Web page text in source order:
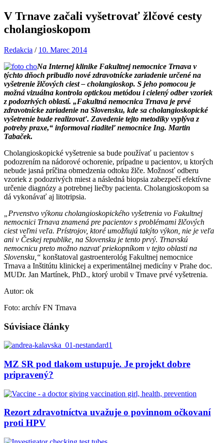
V Trnave začali vyšetrovať žlčové cesty
cholangioskopom
Redakcia / 10. Marec 2014
Na Internej klinike Fakultnej nemocnice Trnava v
týchto dňoch pribudlo nové zdravotnícke zariadenie určené na
vyšetrenie žlčových ciest – cholangioskop. S jeho pomocou je
možná vizuálna kontrola optickou metódou i cielený odber vzoriek
z podozrivých oblastí. „Fakultná nemocnica Trnava je prvé
zdravotnícke zariadenie na Slovensku, kde sa cholangioskopické
vyšetrenie bude realizovať. Zavedenie tejto metodiky vyplýva z
potreby praxe,“ informoval riaditeľ nemocnice Ing. Martin
Tabaček.
Cholangioskopické vyšetrenie sa bude používať u pacientov s
podozrením na nádorové ochorenie, prípadne u pacientov, u ktorých
nebude jasná príčina obmedzenia odtoku žlče. Možnosť odberu
vzoriek z podozrivých miest a následná biopsia zabezpečí efektívne
určenie diagnózy a potrebnej liečby pacienta. Cholangioskopom sa
dá vykonávať aj litotripsia.
„Prvenstvo výkonu cholangioskopického vyšetrenia vo Fakultnej
nemocnici Trnava znamená pre pacientov s problémami žlčových
ciest veľmi veľa. Prístrojov, ktoré umožňujú takýto výkon, nie je veľa
ani v Českej republike, na Slovensku je tento prvý. Trnavskú
nemocnicu preto možno nazvať priekopníkom v tejto oblasti na
Slovensku,“ konštatoval gastroenterológ Fakultnej nemocnice
Trnava a Inštitútu klinickej a experimentálnej medicíny v Prahe doc.
MUDr. Jan Martínek, PhD., ktorý urobil v Trnave prvé vyšetrenia.
Autor: ok
Foto: archív FN Trnava
Súvisiace články
MZ SR pod tlakom ustupuje. Je projekt dobre
pripravený?
Rezort zdravotníctva uvažuje o povinnom očkovaní
proti HPV